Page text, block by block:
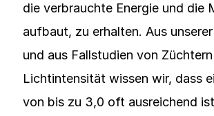
die verbrauchte Energie und die
aufbaut, zu erhalten. Aus
und aus Fallstudien von
Lichtintensität wissen wir, dass
von bis zu 3,0 oft ausreichend